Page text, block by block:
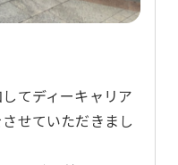
てディーキャリア
せていただきまし